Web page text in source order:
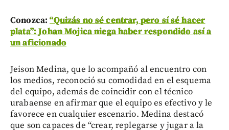
Conozca:“Quizás no sé centrar, pero sí sé hacer
plata”: Johan Mojica niega haber respondido así a
un aficionado
Jeison Medina, que lo acompañó al encuentro con
los medios, reconoció su comodidad en el esquema
del equipo, además de coincidir con el técnico
urabaense en afirmar que el equipo es efectivo y le
favorece en cualquier escenario. Medina destacó
que son capaces de “crear, replegarse y jugar a la